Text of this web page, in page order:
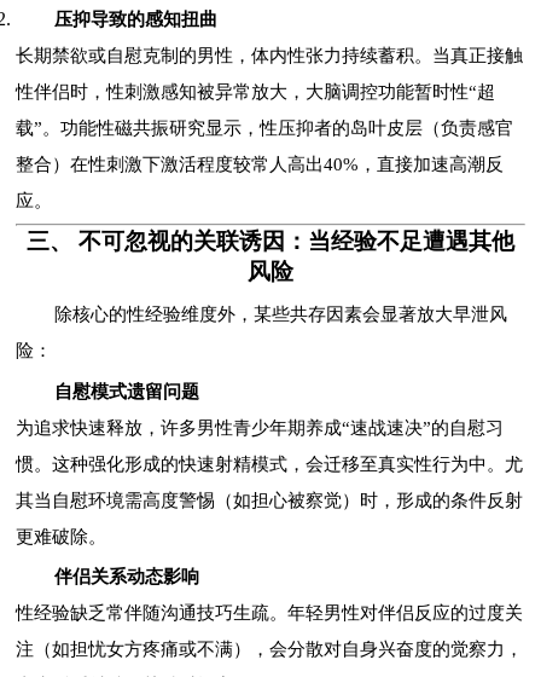
压抑导致的感知扭曲
长期禁欲或自慰克制的男性，体内性张力持续蓄积。当真正接触
性伴侣时，性刺激感知被异常放大，大脑调控功能暂时性“超
载”。功能性磁共振研究显示，性压抑者的岛叶皮层（负责感官
整合）在性刺激下激活程度较常人高出40%，直接加速高潮反
应。
三、 不可忽视的关联诱因：当经验不足遭遇其他
风险
除核心的性经验维度外，某些共存因素会显著放大早泄风
险：
自慰模式遗留问题
为追求快速释放，许多男性青少年期养成“速战速决”的自慰习
惯。这种强化形成的快速射精模式，会迁移至真实性行为中。尤
其当自慰环境需高度警惕（如担心被察觉）时，形成的条件反射
更难破除。
伴侣关系动态影响
性经验缺乏常伴随沟通技巧生疏。年轻男性对伴侣反应的过度关
注（如担忧女方疼痛或不满），会分散对自身兴奋度的觉察力，